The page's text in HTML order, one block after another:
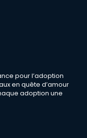
pour l’adoption
en quête d’amour
adoption une